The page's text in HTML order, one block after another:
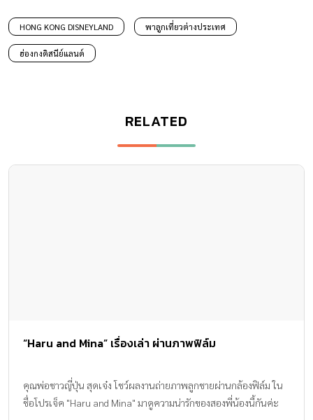
HONG KONG DISNEYLAND พาลูกเที่ยวต่างประเทศ
ฮ่องกงดิสนีย์แลนด์
RELATED
“Haru and Mina” เรื่องเล่า ผ่านภาพฟิล์ม
คุณพ่อชาวญี่ปุ่น สุดเจ๋ง โชว์ผลงานถ่ายภาพลูกชายผ่านกล้องฟิล์ม ใน
ชื่อโปรเจ็ค "Haru and Mina" มาดูความน่ารักของสองพี่น้องนี้กันค่ะ